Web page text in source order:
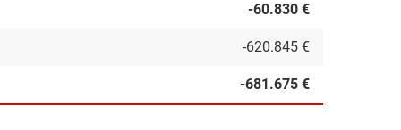
-60.830 €
-620.845 €
-681.675 €